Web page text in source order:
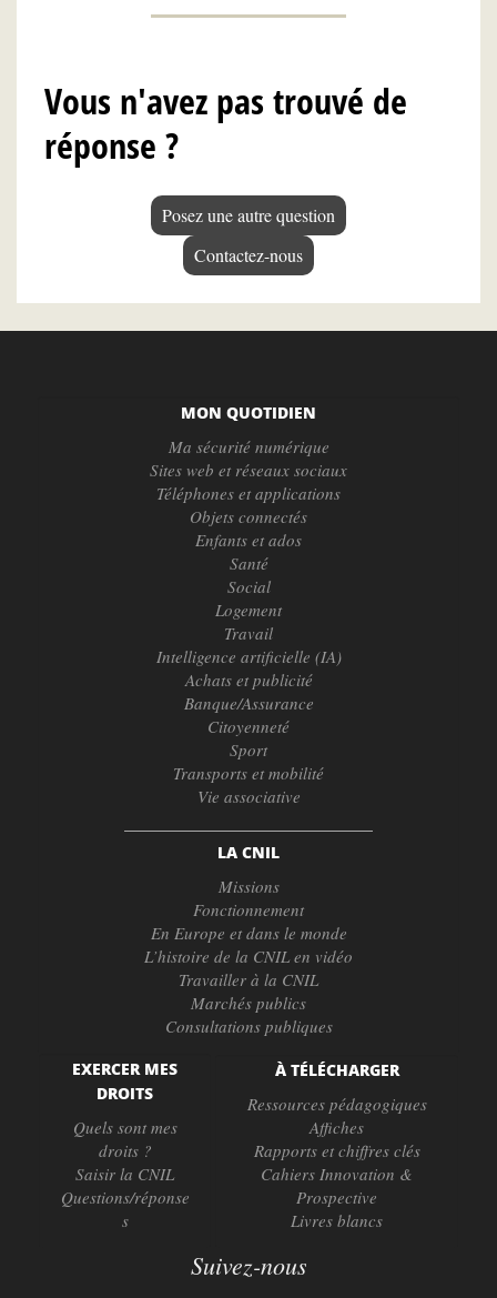
Vous n'avez pas trouvé de
réponse ?
Posez une autre question
Contactez-nous
MON QUOTIDIEN
Ma sécurité numérique
Sites web et réseaux sociaux
Téléphones et applications
Objets connectés
Enfants et ados
Santé
Social
Logement
Travail
Intelligence artificielle (IA)
Achats et publicité
Banque/Assurance
Citoyenneté
Sport
Transports et mobilité
Vie associative
LA CNIL
Missions
Fonctionnement
En Europe et dans le monde
L’histoire de la CNIL en vidéo
Travailler à la CNIL
Marchés publics
Consultations publiques
EXERCER MES
DROITS
Quels sont mes
droits ?
Saisir la CNIL
Questions/réponse
s
À TÉLÉCHARGER
Ressources pédagogiques
Affiches
Rapports et chiffres clés
Cahiers Innovation &
Prospective
Livres blancs
Suivez-nous